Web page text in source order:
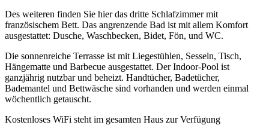
Des weiteren finden Sie hier das dritte Schlafzimmer mit
französischem Bett. Das angrenzende Bad ist mit allem Komfort
ausgestattet: Dusche, Waschbecken, Bidet, Fön, und WC.
Die sonnenreiche Terrasse ist mit Liegestühlen, Sesseln, Tisch,
Hängematte und Barbecue ausgestattet. Der Indoor-Pool ist
ganzjährig nutzbar und beheizt. Handtücher, Badetücher,
Bademantel und Bettwäsche sind vorhanden und werden einmal
wöchentlich getauscht.
Kostenloses WiFi steht im gesamten Haus zur Verfügung